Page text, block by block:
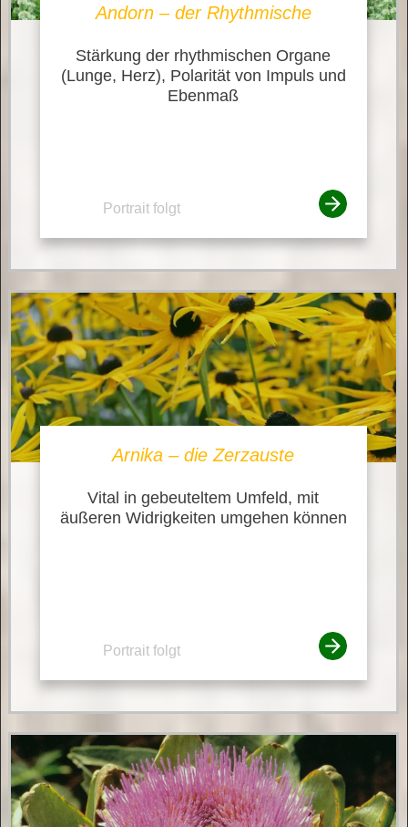
Andorn – der Rhythmische
Stärkung der rhythmischen Organe
(Lunge, Herz), Polarität von Impuls und
Ebenmaß
Portrait folgt
Arnika – die Zerzauste
Vital in gebeuteltem Umfeld, mit
äußeren Widrigkeiten umgehen können
Portrait folgt